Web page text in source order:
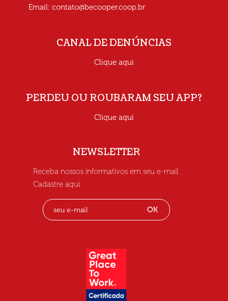
Email: contato@becooper.coop.br
CANAL DE DENÚNCIAS
Clique aqui
PERDEU OU ROUBARAM SEU APP?
Clique aqui
NEWSLETTER
Receba nossos informativos em seu e-mail.
Cadastre aqui
OK